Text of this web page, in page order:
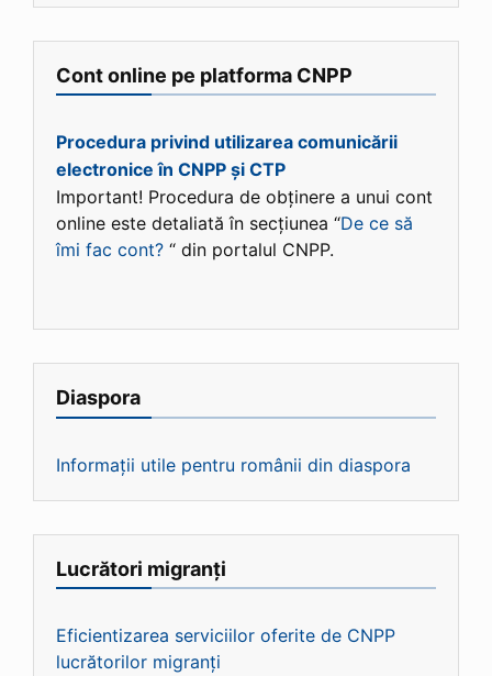
Cont online pe platforma CNPP
Procedura privind utilizarea comunicării
electronice în CNPP și CTP
Important! Procedura de obținere a unui cont
online este detaliată în secțiunea “De ce să
îmi fac cont? “ din portalul CNPP.
Diaspora
Informații utile pentru românii din diaspora
Lucrători migranți
Eficientizarea serviciilor oferite de CNPP
lucrătorilor migranți